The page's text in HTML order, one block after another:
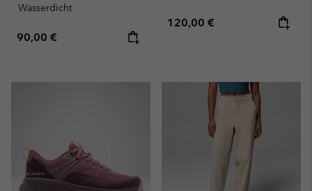
Wasserdicht
Regular price:
90,00 €
Regular price:
120,00 €